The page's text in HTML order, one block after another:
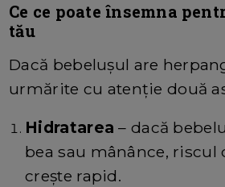
Ce ce poate însemna
tău
Dacă bebeluşul are
urmărite cu atenţie două
Hidratarea – dacă
bea sau mânânce, riscul
creşte rapid.